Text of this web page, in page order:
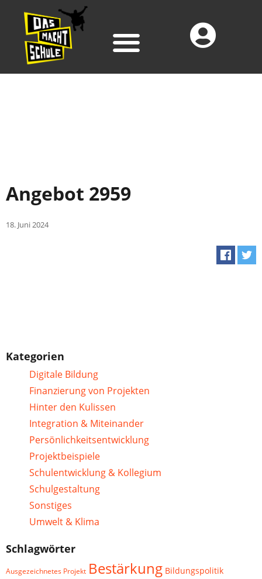
Angebot 2959
18. Juni 2024
Kategorien
Digitale Bildung
Finanzierung von Projekten
Hinter den Kulissen
Integration & Miteinander
Persönlichkeitsentwicklung
Projektbeispiele
Schulentwicklung & Kollegium
Schulgestaltung
Sonstiges
Umwelt & Klima
Schlagwörter
Ausgezeichnetes Projekt Bestärkung Bildungspolitik